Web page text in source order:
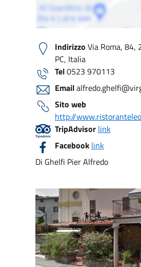
Indirizzo Via Roma, 84,
PC, Italia
Tel0523 970113
Email
Sito web
http://
TripAdvisor link
Facebook link
Di Ghelfi Pier Alfredo